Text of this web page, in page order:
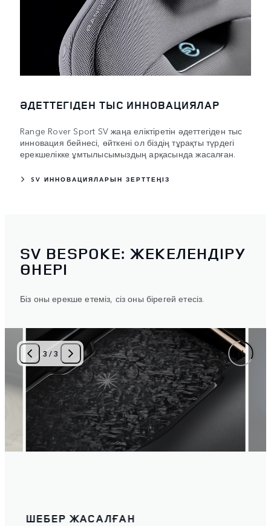
ӘДЕТТЕГІДЕН ТЫС ИННОВАЦИЯЛАР
Range Rover Sport SV жаңа еліктіретін әдеттегіден тыс
инновация бейнесі, өйткені ол біздің тұрақты түрдегі
ерекшелікке ұмтылысымыздың арқасында жасалған.
SV ИННОВАЦИЯЛАРЫН ЗЕРТТЕҢІЗ
SV BESPOKE: ЖЕКЕЛЕНДІРУ
ӨНЕРІ
Біз оны ерекше етеміз, сіз оны бірегей етесіз.
3/3
ШЕБЕР ЖАСАЛҒАН